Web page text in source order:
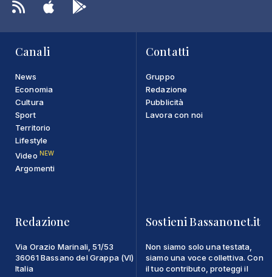
Canali
News
Economia
Cultura
Sport
Territorio
Lifestyle
Video NEW
Argomenti
Contatti
Gruppo
Redazione
Pubblicità
Lavora con noi
Redazione
Via Orazio Marinali, 51/53
36061 Bassano del Grappa (VI)
Italia
Sostieni Bassanonet.it
Non siamo solo una testata,
siamo una voce collettiva. Con
il tuo contributo, proteggi il